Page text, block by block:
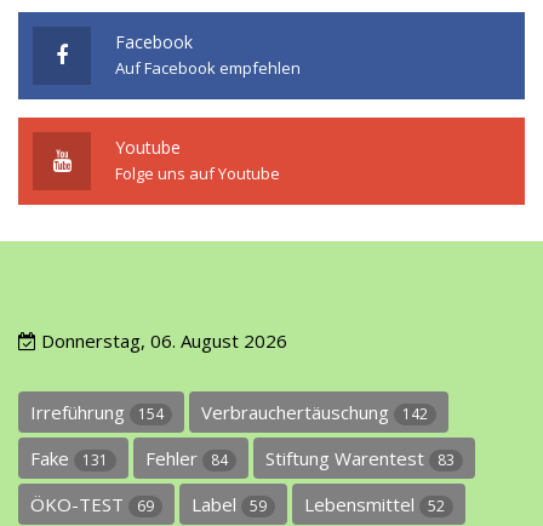
Facebook
Auf Facebook empfehlen
Youtube
Folge uns auf Youtube
Donnerstag, 06. August 2026
Irreführung 154 Verbrauchertäuschung 142
Fake 131 Fehler 84 Stiftung Warentest 83
ÖKO-TEST 69 Label 59 Lebensmittel 52